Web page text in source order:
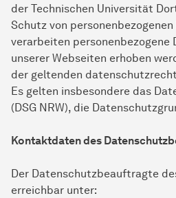
der Technischen Universität
Schutz von
verarbeiten personenbezogene
unserer Webseiten erhoben
der geltenden
Es gelten insbesondere das
(DSG NRW), die
Kontaktdaten des
Der Datenschutzbeauftragte
erreichbar unter: